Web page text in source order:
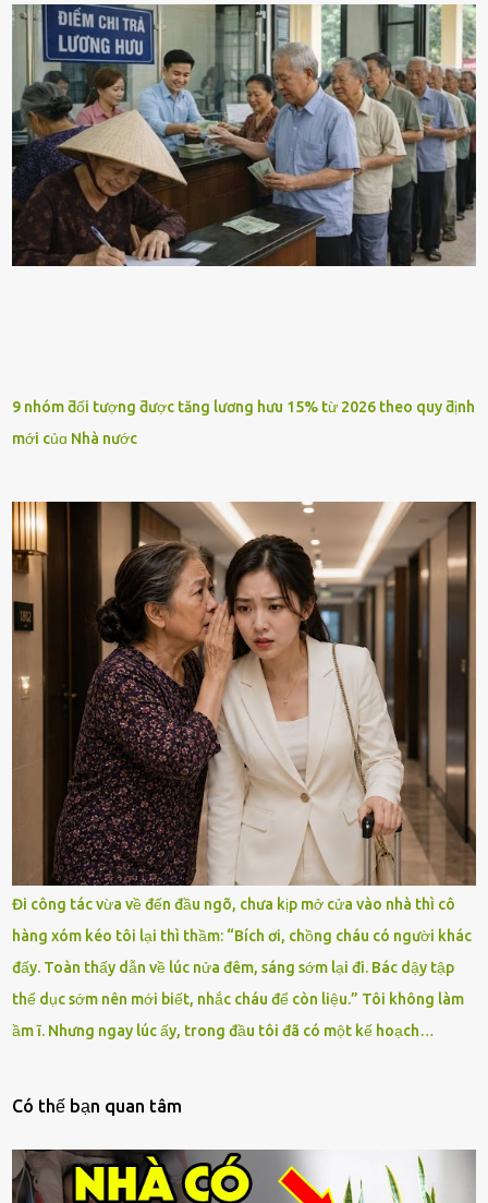
9 nhóm ƌối tượng ƌược tăng lương hưu 15% từ 2026 theo quy ƌịnh
mới củɑ Nhà nước
Đi công tác vừa về đến đầu ngõ, chưa kịp mở cửa vào nhà thì cô
hàng xóm kéo tôi lại thì thầm: “Bích ơi, chồng cháu có người khác
đấy. Toàn thấy dẫn về lúc nửa đêm, sáng sớm lại đi. Bác dậy tập
thể dục sớm nên mới biết, nhắc cháu để còn liệu.” Tôi không làm
ầm ĩ. Nhưng ngay lúc ấy, trong đầu tôi đã có một kế hoạch…
Có thế bạn quan tâm